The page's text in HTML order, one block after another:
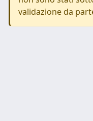
validazione da